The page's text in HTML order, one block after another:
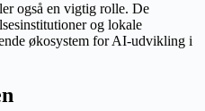
også en vigtig rolle. De
og lokale
økosystem for AI-udvikling i